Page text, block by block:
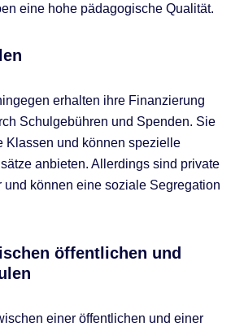
eine hohe pädagogische Qualität.
erhalten ihre Finanzierung
Schulgebühren und Spenden. Sie
Klassen und können spezielle
anbieten. Allerdings sind private
und können eine soziale Segregation
öffentlichen und
einer öffentlichen und einer